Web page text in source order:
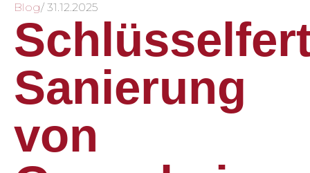
Blog/ 31.12.2025
Sanierung
von